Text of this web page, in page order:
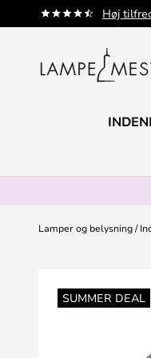
Høj
Skip
to
Lamper og belysning
SUMMER DEAL